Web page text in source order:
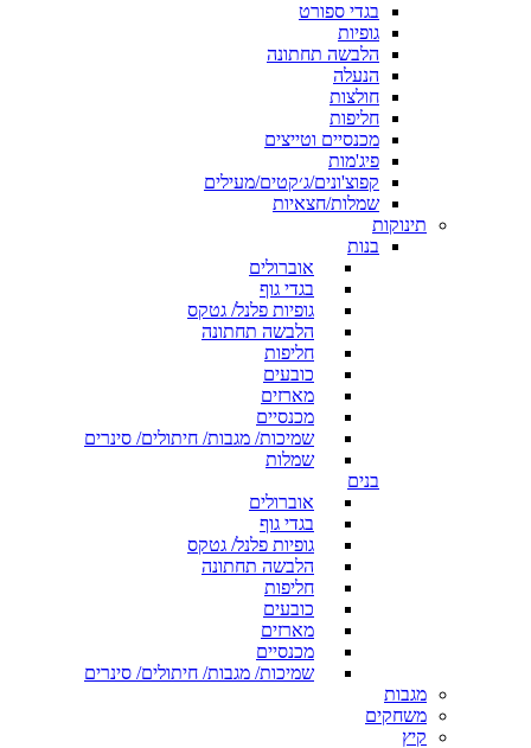
בגדי ספורט
גופיות
הלבשה תחתונה
הנעלה
חולצות
חליפות
מכנסיים וטייצים
פיג'מות
קפוצ'ונים/ג׳קטים/מעילים
שמלות/חצאיות
תינוקות
בנות
אוברולים
בגדי גוף
גופיות פלנל/ גטקס
הלבשה תחתונה
חליפות
כובעים
מארזים
מכנסיים
שמיכות/ מגבות/ חיתולים/ סינרים
שמלות
בנים
אוברולים
בגדי גוף
גופיות פלנל/ גטקס
הלבשה תחתונה
חליפות
כובעים
מארזים
מכנסיים
שמיכות/ מגבות/ חיתולים/ סינרים
מגבות
משחקים
קיץ